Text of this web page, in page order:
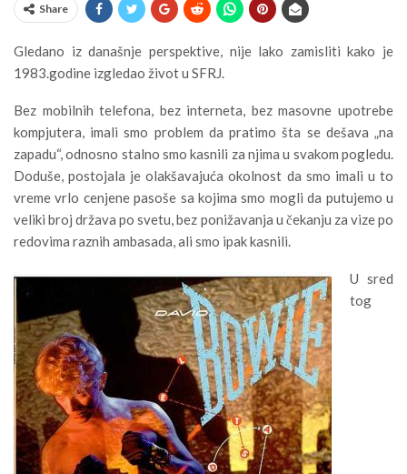
Share
Gledano iz današnje perspektive, nije lako zamisliti kako je
1983.godine izgledao život u SFRJ.
Bez mobilnih telefona, bez interneta, bez masovne upotrebe
kompjutera, imali smo problem da pratimo šta se dešava „na
zapadu“, odnosno stalno smo kasnili za njima u svakom pogledu.
Doduše, postojala je olakšavajuća okolnost da smo imali u to
vreme vrlo cenjene pasoše sa kojima smo mogli da putujemo u
veliki broj država po svetu, bez ponižavanja u čekanju za vize po
redovima raznih ambasada, ali smo ipak kasnili.
U sred
tog